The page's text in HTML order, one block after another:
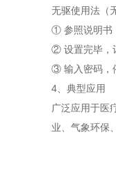
无驱使用法（
① 参照说明书
② 设置完毕，
③ 输入密码，
4、典型应用
广泛应用于医
业、气象环保